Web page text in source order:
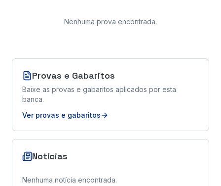
Nenhuma prova encontrada.
Provas e Gabaritos
Baixe as provas e gabaritos aplicados por esta
banca.
Ver provas e gabaritos
Notícias
Nenhuma notícia encontrada.